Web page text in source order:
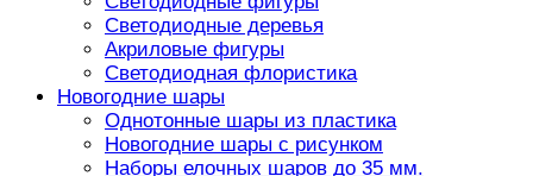
Светодиодные деревья
Акриловые фигуры
Светодиодная флористика
Новогодние шары
Однотонные шары из пластика
Новогодние шары с рисунком
Наборы елочных шаров до 35 мм.